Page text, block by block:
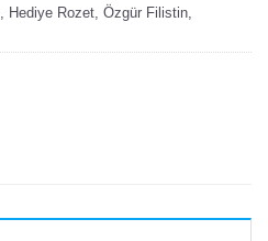
, Hediye Rozet, Özgür Filistin,